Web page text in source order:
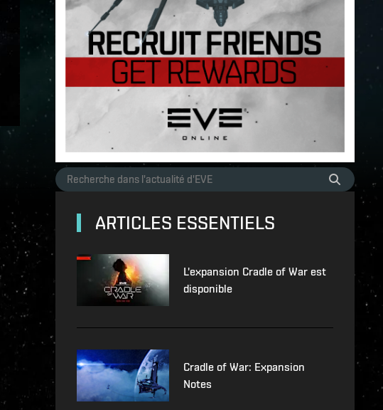
ARTICLES ESSENTIELS
L'expansion Cradle of War est
disponible
Cradle of War: Expansion
Notes